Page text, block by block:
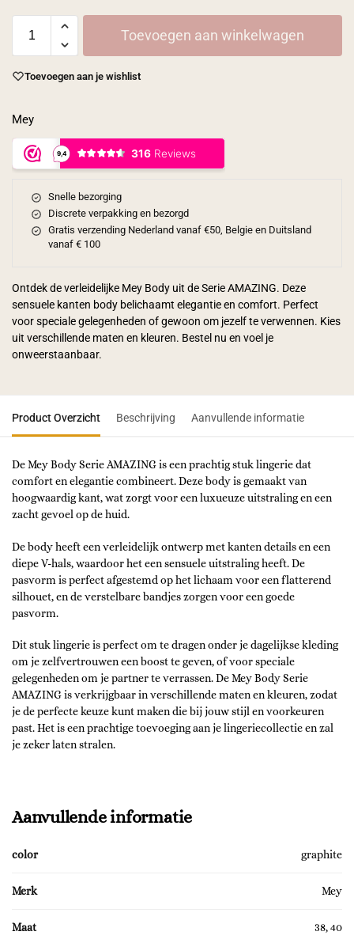
Toevoegen aan winkelwagen
Toevoegen aan je wishlist
Mey
Snelle bezorging
Discrete verpakking en bezorgd
Gratis verzending Nederland vanaf €50, Belgie en Duitsland
vanaf € 100
Ontdek de verleidelijke Mey Body uit de Serie AMAZING. Deze
sensuele kanten body belichaamt elegantie en comfort. Perfect
voor speciale gelegenheden of gewoon om jezelf te verwennen. Kies
uit verschillende maten en kleuren. Bestel nu en voel je
onweerstaanbaar.
Product Overzicht Beschrijving Aanvullende informatie
De Mey Body Serie AMAZING is een prachtig stuk lingerie dat
comfort en elegantie combineert. Deze body is gemaakt van
hoogwaardig kant, wat zorgt voor een luxueuze uitstraling en een
zacht gevoel op de huid.
De body heeft een verleidelijk ontwerp met kanten details en een
diepe V-hals, waardoor het een sensuele uitstraling heeft. De
pasvorm is perfect afgestemd op het lichaam voor een flatterend
silhouet, en de verstelbare bandjes zorgen voor een goede
pasvorm.
Dit stuk lingerie is perfect om te dragen onder je dagelijkse kleding
om je zelfvertrouwen een boost te geven, of voor speciale
gelegenheden om je partner te verrassen. De Mey Body Serie
AMAZING is verkrijgbaar in verschillende maten en kleuren, zodat
je de perfecte keuze kunt maken die bij jouw stijl en voorkeuren
past. Het is een prachtige toevoeging aan je lingeriecollectie en zal
je zeker laten stralen.
Aanvullende informatie
color graphite
Merk Mey
Maat 38, 40